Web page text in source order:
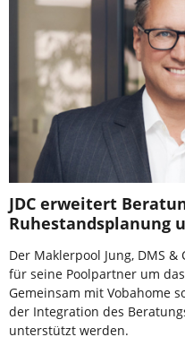
JDC erweitert
Ruhestandsplanung
Der Maklerpool Jung, DMS &
für seine Poolpartner um
Gemeinsam mit Vobahome
der Integration des
unterstützt werden.